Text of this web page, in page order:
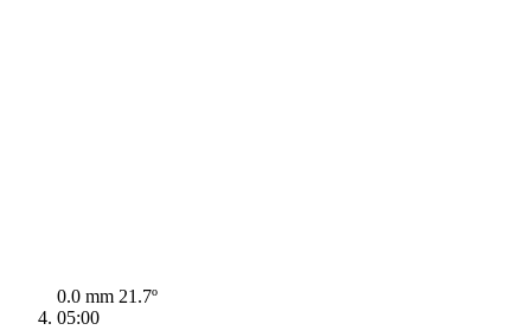
0.0 mm 21.7º
05:00